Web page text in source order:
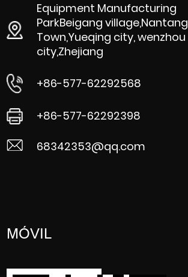
Equipment Manufacturing
ParkBeigang village,Nantang
Town,Yueqing city, wenzhou
city,Zhejiang
+86-577-62292568
+86-577-62292398
68342353@qq.com
MÓVIL